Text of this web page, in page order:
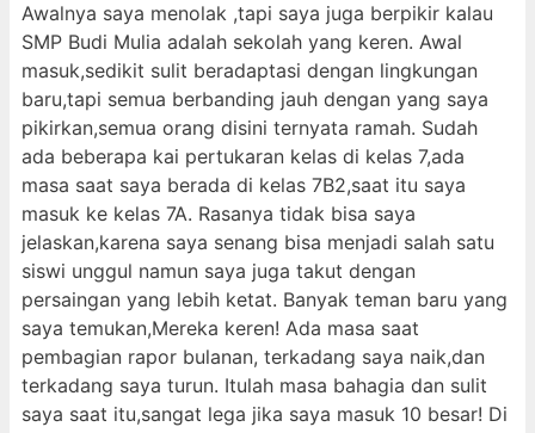
Awalnya saya menolak ,tapi saya juga berpikir kalau
SMP Budi Mulia adalah sekolah yang keren. Awal
masuk,sedikit sulit beradaptasi dengan lingkungan
baru,tapi semua berbanding jauh dengan yang saya
pikirkan,semua orang disini ternyata ramah. Sudah
ada beberapa kai pertukaran kelas di kelas 7,ada
masa saat saya berada di kelas 7B2,saat itu saya
masuk ke kelas 7A. Rasanya tidak bisa saya
jelaskan,karena saya senang bisa menjadi salah satu
siswi unggul namun saya juga takut dengan
persaingan yang lebih ketat. Banyak teman baru yang
saya temukan,Mereka keren! Ada masa saat
pembagian rapor bulanan, terkadang saya naik,dan
terkadang saya turun. Itulah masa bahagia dan sulit
saya saat itu,sangat lega jika saya masuk 10 besar! Di